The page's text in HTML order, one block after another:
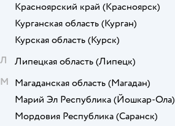
Красноярский край (Красноярск)
Курганская область (Курган)
Курская область (Курск)
Л
Липецкая область (Липецк)
М Магаданская область (Магадан)
Марий Эл Республика (Йошкар-Ола)
Мордовия Республика (Саранск)